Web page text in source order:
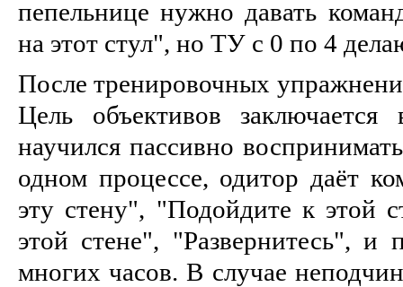
пепельнице нужно давать
на этот стул", но ТУ с 0 по 4
После тренировочных
Цель объективов
научился пассивно
одном процессе, одитор даёт
эту стену", "Подойдите к этой
этой стене", "Развернитесь", и
многих часов. В случае